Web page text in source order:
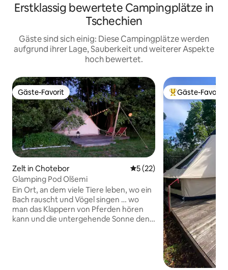
Erstklassig bewertete Campingplätze in
Tschechien
Gäste sind sich einig: Diese Campingplätze werden
aufgrund ihrer Lage, Sauberkeit und weiterer Aspekte
hoch bewertet.
Gäste-Favorit
Gäste-Favorit
Zelt in Chotebor Durchschnittliche
5 (22)
Glamping Pod Olšemi
Ein Ort, an dem viele Tiere leben, wo ein
Bach rauscht und Vögel singen … wo
man das Klappern von Pferden hören
kann und die untergehende Sonne den
Beliebter Gäste-
Gäste-Favorit